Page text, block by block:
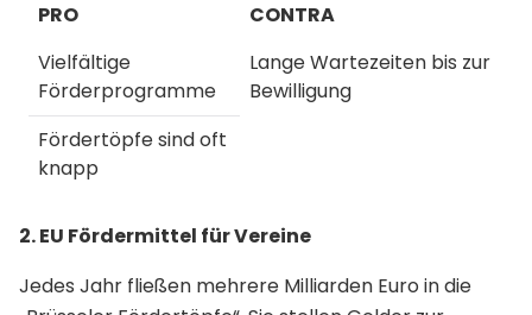
PRO
CONTRA
Vielfältige
Förderprogramme
Lange Wartezeiten bis zur
Bewilligung
Fördertöpfe sind oft
knapp
2. EU Fördermittel für Vereine
Jedes Jahr fließen mehrere Milliarden Euro in die